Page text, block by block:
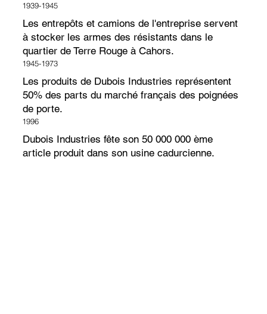
Les entrepôts et camions de l'entreprise servent
à stocker les armes des résistants dans le
quartier de Terre Rouge à Cahors.
1939-1945
Les produits de Dubois Industries représentent
50% des parts du marché français des poignées
de porte.
1945-1973
Dubois Industries fête son 50 000 000 ème
article produit dans son usine cadurcienne.
1996